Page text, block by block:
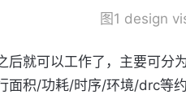
图1 design
后就可以工作了，主要可分
面积/功耗/时序/环境/drc等